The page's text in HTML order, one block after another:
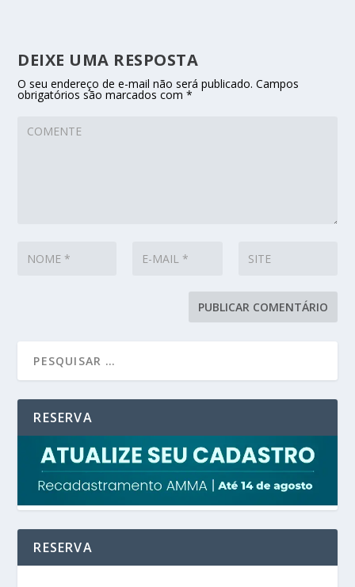
DEIXE UMA RESPOSTA
O seu endereço de e-mail não será publicado. Campos
obrigatórios são marcados com*
RESERVA
RESERVA